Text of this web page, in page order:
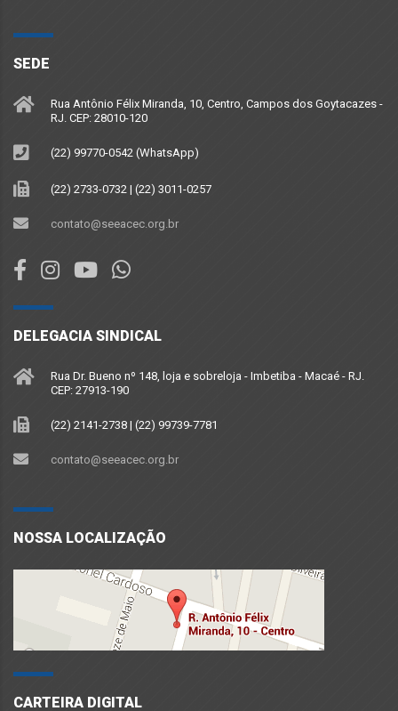
SEDE
Rua Antônio Félix Miranda, 10, Centro, Campos dos Goytacazes -
RJ. CEP: 28010-120
(22) 99770-0542 (WhatsApp)
(22) 2733-0732 | (22) 3011-0257
contato@seeacec.org.br
DELEGACIA SINDICAL
Rua Dr. Bueno nº 148, loja e sobreloja - Imbetiba - Macaé - RJ.
CEP: 27913-190
(22) 2141-2738 | (22) 99739-7781
contato@seeacec.org.br
NOSSA LOCALIZAÇÃO
CARTEIRA DIGITAL